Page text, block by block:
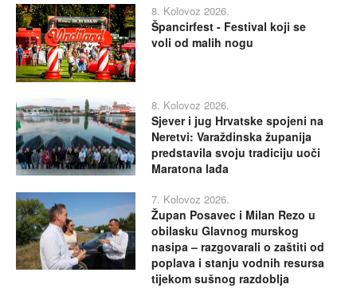
8. Kolovoz 2026.
Špancirfest - Festival koji se
voli od malih nogu
8. Kolovoz 2026.
Sjever i jug Hrvatske spojeni na
Neretvi: Varaždinska županija
predstavila svoju tradiciju uoči
Maratona lađa
7. Kolovoz 2026.
Župan Posavec i Milan Rezo u
obilasku Glavnog murskog
nasipa – razgovarali o zaštiti od
poplava i stanju vodnih resursa
tijekom sušnog razdoblja